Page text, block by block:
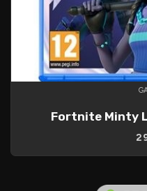
Fortnite Minty